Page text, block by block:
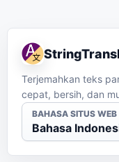
Terjemahkan
Terjemahkan
Terjemahkan
Terjemahkan teks
cepat, bersih, dan
BAHASA SITUS WEB
Bahasa